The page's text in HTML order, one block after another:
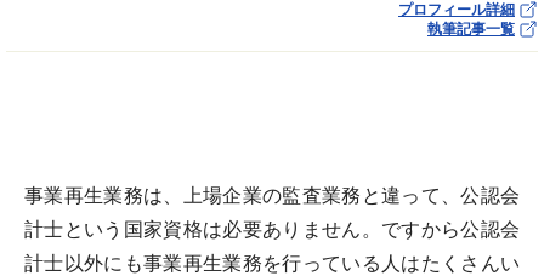
プロフィール詳細
執筆記事一覧
事業再生業務は、上場企業の監査業務と違って、公認会
計士という国家資格は必要ありません。ですから公認会
計士以外にも事業再生業務を行っている人はたくさんい